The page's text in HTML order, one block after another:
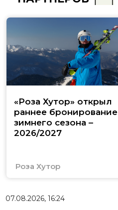
«Роза Хутор» открыл
раннее бронирование
зимнего сезона –
2026/2027
Роза Хутор
07.08.2026, 16:24